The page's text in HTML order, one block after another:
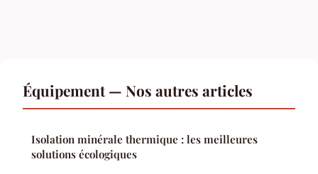
Équipement — Nos autres articles
Isolation minérale thermique : les meilleures
solutions écologiques